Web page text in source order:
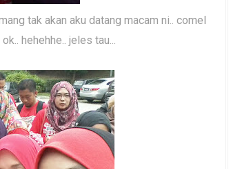
tak akan aku datang macam ni.. comel
hehehhe.. jeles tau...